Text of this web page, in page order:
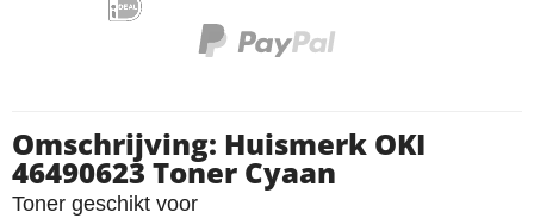
Omschrijving: Huismerk OKI
46490623 Toner Cyaan
Toner geschikt voor